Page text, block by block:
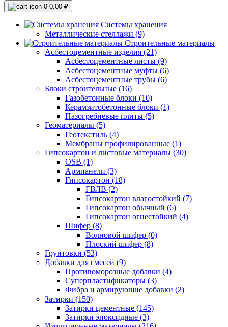
0 0.00 ₽
Системы хранения
Металлические стеллажи (9)
Строительные материалы
Асбестоцементные изделия (21)
Асбестоцементные листы (9)
Асбестоцементные муфты (6)
Асбестоцементные трубы (6)
Блоки строительные (16)
Газобетонные блоки (10)
Керамзитобетонные блоки (1)
Пазогребневые плиты (5)
Геоматериалы (5)
Геотекстиль (4)
Мембраны профилированные (1)
Гипсокартон и листовые материалы (30)
OSB (1)
Армпанели (3)
Гипсокартон (18)
ГВЛВ (2)
Гипсокартон влагостойкий (7)
Гипсокартон обычный (6)
Гипсокартон огнестойкий (4)
Шифер (8)
Волновой шифер (0)
Плоский шифер (8)
Грунтовки (53)
Добавки для смесей (9)
Противоморозные добавки (4)
Суперпластификаторы (3)
Фибра и армирующие добавки (2)
Затирки (150)
Затирки цементные (145)
Затирки эпоксидные (3)